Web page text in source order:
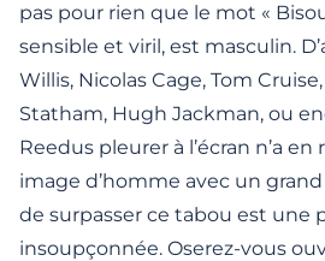
pas pour rien que le mot «
sensible et viril, est masculin.
Willis, Nicolas Cage, Tom
Statham, Hugh Jackman, ou
Reedus pleurer à l’écran n’a
image d’homme avec un
de surpasser ce tabou est une
insoupçonnée. Oserez-vous